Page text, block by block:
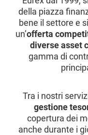
della piazza
bene il settore e
un’offerta
diverse asset
gamma di
Tra i nostri
gestione
copertura dei
anche durante i